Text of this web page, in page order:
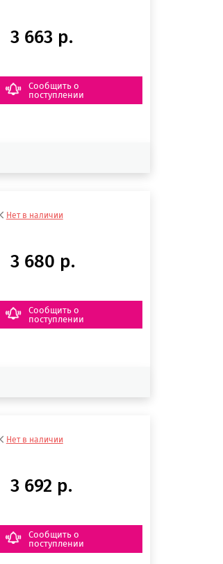
3 663 р.
Сообщить о
поступлении
Нет в наличии
3 680 р.
Сообщить о
поступлении
Нет в наличии
3 692 р.
Сообщить о
поступлении